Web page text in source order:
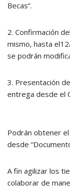
Becas”.
2. Confirmación
mismo, hasta
se podrán
3. Presentación
entrega desde el
Podrán obtener
desde
A fin agilizar los
colaborar de